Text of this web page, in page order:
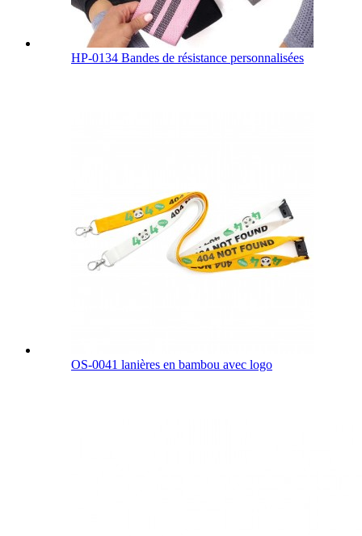
HP-0134 Bandes de résistance personnalisées
OS-0041 lanières en bambou avec logo